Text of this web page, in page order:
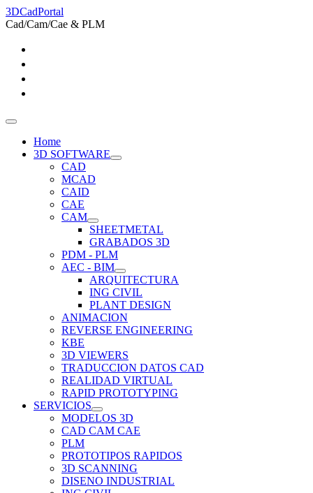
3DCadPortal
Cad/Cam/Cae & PLM
Home
3D SOFTWARE
CAD
MCAD
CAID
CAE
CAM
SHEETMETAL
GRABADOS 3D
PDM - PLM
AEC - BIM
ARQUITECTURA
ING CIVIL
PLANT DESIGN
ANIMACION
REVERSE ENGINEERING
KBE
3D VIEWERS
TRADUCCION DATOS CAD
REALIDAD VIRTUAL
RAPID PROTOTYPING
SERVICIOS
MODELOS 3D
CAD CAM CAE
PLM
PROTOTIPOS RAPIDOS
3D SCANNING
DISENO INDUSTRIAL